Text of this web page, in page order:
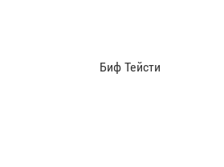
Биф Тейсти